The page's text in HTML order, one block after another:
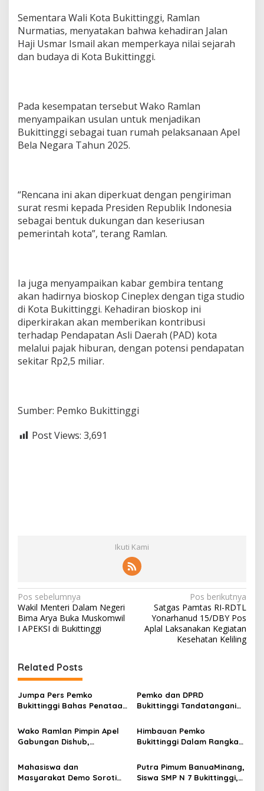
Sementara Wali Kota Bukittinggi, Ramlan
Nurmatias, menyatakan bahwa kehadiran Jalan
Haji Usmar Ismail akan memperkaya nilai sejarah
dan budaya di Kota Bukittinggi.
Pada kesempatan tersebut Wako Ramlan
menyampaikan usulan untuk menjadikan
Bukittinggi sebagai tuan rumah pelaksanaan Apel
Bela Negara Tahun 2025.
“Rencana ini akan diperkuat dengan pengiriman
surat resmi kepada Presiden Republik Indonesia
sebagai bentuk dukungan dan keseriusan
pemerintah kota”, terang Ramlan.
Ia juga menyampaikan kabar gembira tentang
akan hadirnya bioskop Cineplex dengan tiga studio
di Kota Bukittinggi. Kehadiran bioskop ini
diperkirakan akan memberikan kontribusi
terhadap Pendapatan Asli Daerah (PAD) kota
melalui pajak hiburan, dengan potensi pendapatan
sekitar Rp2,5 miliar.
Sumber: Pemko Bukittinggi
Post Views: 3,691
Ikuti Kami
N
a
v
g
a
s
p
o
s
Pos sebelumnya
Wakil Menteri Dalam Negeri
Bima Arya Buka Muskomwil
I APEKSI di Bukittinggi
Pos berikutnya
Satgas Pamtas RI-RDTL
Yonarhanud 15/DBY Pos
Aplal Laksanakan Kegiatan
Kesehatan Keliling
Related Posts
Jumpa Pers Pemko
Bukittinggi Bahas Penataan
Kampus UFDK
Pemko dan DPRD
Bukittinggi Tandatangani
Perubahan KUA-PPAS APBD
2026
Wako Ramlan Pimpin Apel
Gabungan Dishub,
Persiapan Angkutan Gratis
Pelajar
Himbauan Pemko
Bukittinggi Dalam Rangka
Tahun ke-81 Kemerdekaan
Republik Indonesia
Mahasiswa dan
Masyarakat Demo Soroti
Putra Pimum BanuaMinang,
Siswa SMP N 7 Bukittinggi,